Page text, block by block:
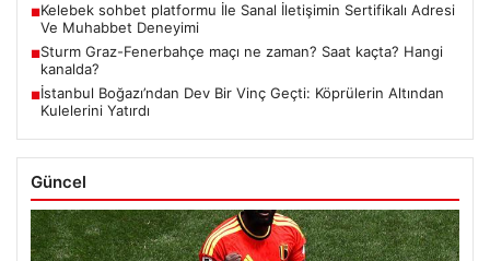
■Kelebek sohbet platformu İle Sanal İletişimin Sertifikalı Adresi
Ve Muhabbet Deneyimi
■Sturm Graz-Fenerbahçe maçı ne zaman? Saat kaçta? Hangi
kanalda?
■İstanbul Boğazı’ndan Dev Bir Vinç Geçti: Köprülerin Altından
Kulelerini Yatırdı
Güncel